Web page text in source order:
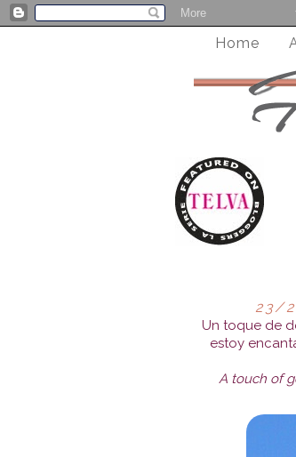
Home
23/
Un toque de
estoy
A touch of